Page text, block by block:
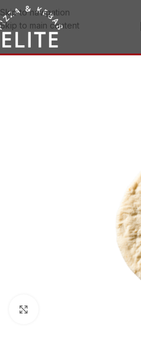
Skip to navigation
Skip to main content